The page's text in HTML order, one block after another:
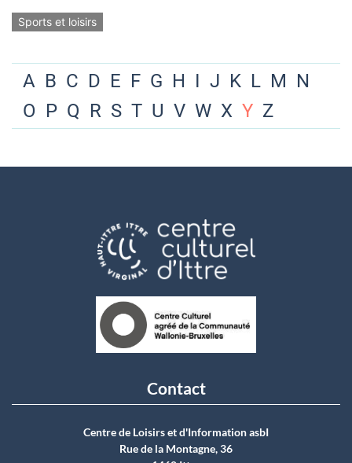
Sports et loisirs
A B C D E F G H I J K L M N
O P Q R S T U V W X Y Z
Contact
Centre de Loisirs et d'Information asbI
Rue de la Montagne, 36